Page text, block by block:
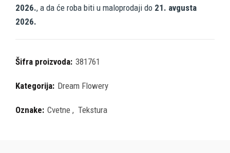
2026., a da će roba biti u maloprodaji do 21. avgusta
2026.
Šifra proizvoda: 381761
Kategorija: Dream Flowery
Oznake: Cvetne , Tekstura